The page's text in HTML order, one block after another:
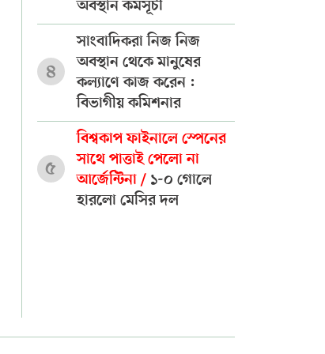
অবস্থান কর্মসূচী
৪
সাংবাদিকরা নিজ নিজ
অবস্থান থেকে মানুষের
কল্যাণে কাজ করেন :
বিভাগীয় কমিশনার
৫
বিশ্বকাপ ফাইনালে স্পেনের
সাথে পাত্তাই পেলো না
আর্জেন্টিনা / ১-০ গোলে
হারলো মেসির দল